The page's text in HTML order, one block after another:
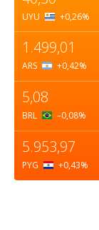
UYU +0,26%
1.499,01
ARS +0,42%
5,08
BRL –0,08%
5.953,97
PYG +0,43%